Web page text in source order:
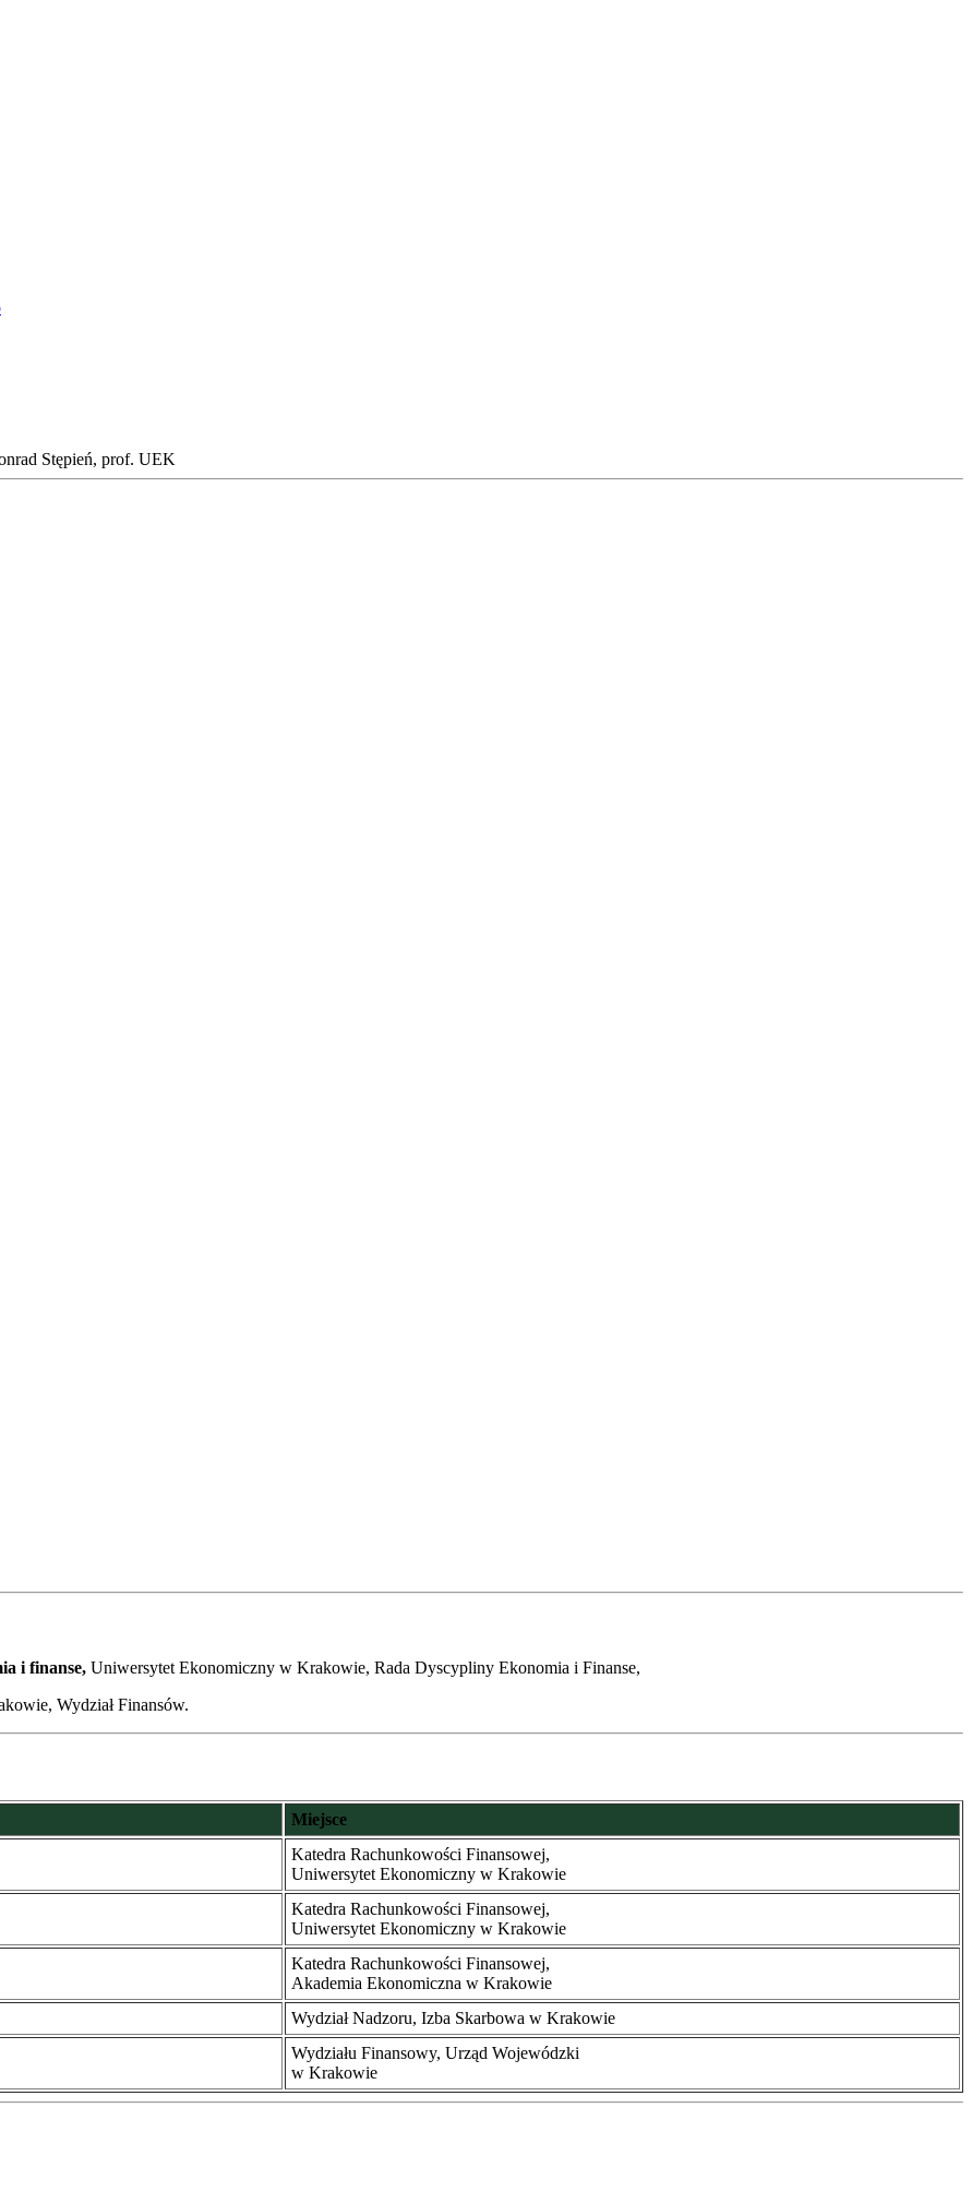
Stępień, prof. UEK
i finanse, Uniwersytet Ekonomiczny w Krakowie, Rada Dyscypliny Ekonomia i Finanse,
Wydział Finansów.
Miejsce
Katedra Rachunkowości Finansowej,
Uniwersytet Ekonomiczny w Krakowie
Katedra Rachunkowości Finansowej,
Uniwersytet Ekonomiczny w Krakowie
Katedra Rachunkowości Finansowej,
Akademia Ekonomiczna w Krakowie
Wydział Nadzoru, Izba Skarbowa w Krakowie
Wydziału Finansowy, Urząd Wojewódzki
w Krakowie